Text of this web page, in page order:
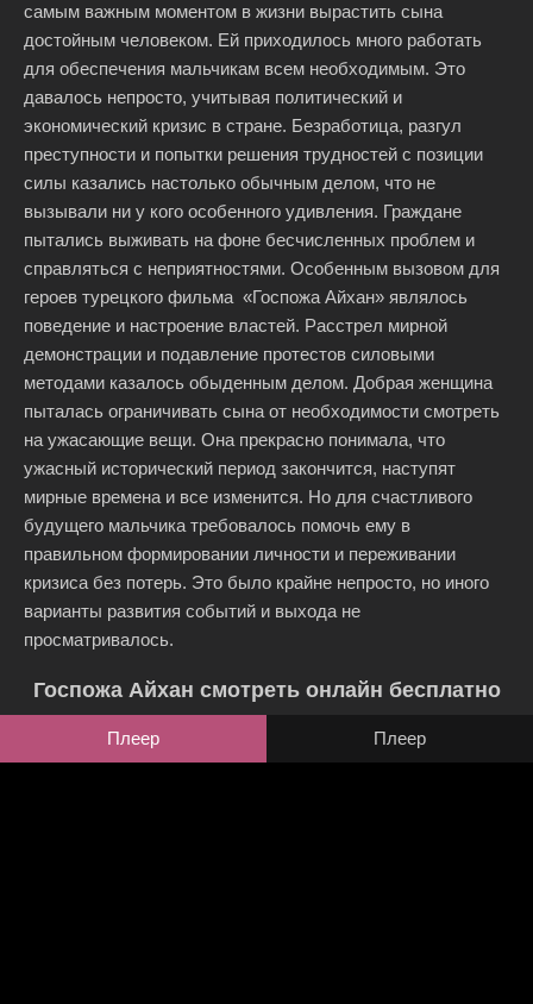
самым важным моментом в жизни вырастить сына
достойным человеком. Ей приходилось много работать
для обеспечения мальчикам всем необходимым. Это
давалось непросто, учитывая политический и
экономический кризис в стране. Безработица, разгул
преступности и попытки решения трудностей с позиции
силы казались настолько обычным делом, что не
вызывали ни у кого особенного удивления. Граждане
пытались выживать на фоне бесчисленных проблем и
справляться с неприятностями. Особенным вызовом для
героев турецкого фильма «Госпожа Айхан» являлось
поведение и настроение властей. Расстрел мирной
демонстрации и подавление протестов силовыми
методами казалось обыденным делом. Добрая женщина
пыталась ограничивать сына от необходимости смотреть
на ужасающие вещи. Она прекрасно понимала, что
ужасный исторический период закончится, наступят
мирные времена и все изменится. Но для счастливого
будущего мальчика требовалось помочь ему в
правильном формировании личности и переживании
кризиса без потерь. Это было крайне непросто, но иного
варианты развития событий и выхода не
просматривалось.
Госпожа Айхан смотреть онлайн бесплатно
Плеер Плеер